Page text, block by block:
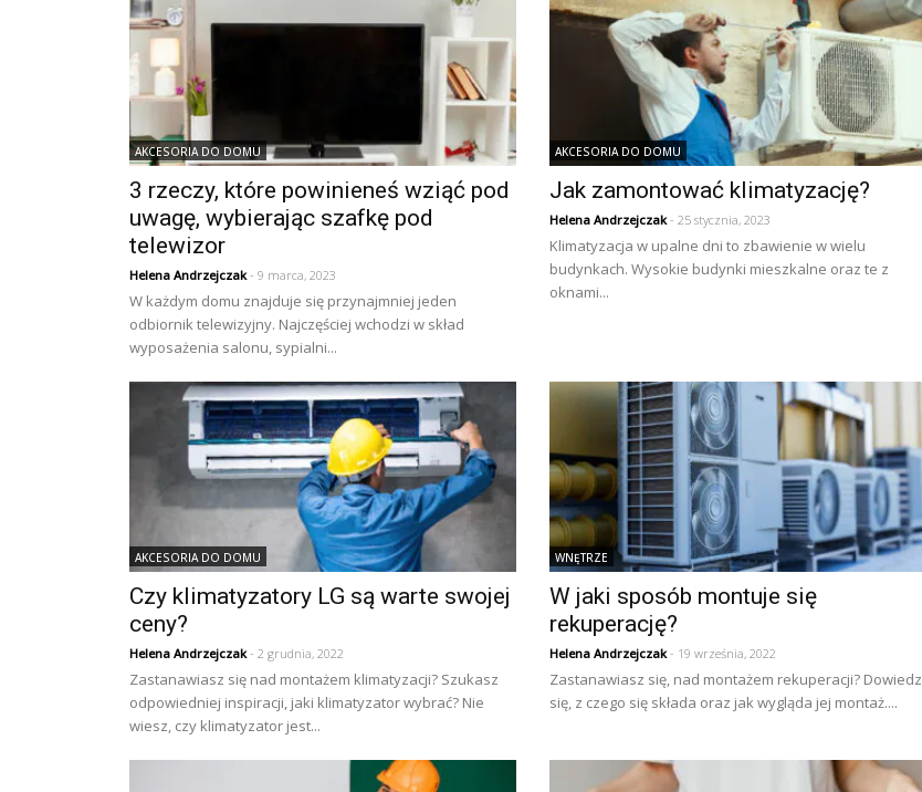
AKCESORIA DO DOMU
3 rzeczy, które powinieneś wziąć pod
uwagę, wybierając szafkę pod
telewizor
Helena Andrzejczak- 9 marca, 2023
W każdym domu znajduje się przynajmniej jeden
odbiornik telewizyjny. Najczęściej wchodzi w skład
wyposażenia salonu, sypialni...
AKCESORIA DO DOMU
Jak zamontować klimatyzację?
Helena Andrzejczak- 25 stycznia, 2023
Klimatyzacja w upalne dni to zbawienie w wielu
budynkach. Wysokie budynki mieszkalne oraz te z
oknami...
AKCESORIA DO DOMU
Czy klimatyzatory LG są warte swojej
ceny?
Helena Andrzejczak- 2 grudnia, 2022
Zastanawiasz się nad montażem klimatyzacji? Szukasz
odpowiedniej inspiracji, jaki klimatyzator wybrać? Nie
wiesz, czy klimatyzator jest...
WNĘTRZE
W jaki sposób montuje się
rekuperację?
Helena Andrzejczak- 19 września, 2022
Zastanawiasz się, nad montażem rekuperacji? Dowiedz
się, z czego się składa oraz jak wygląda jej montaż....